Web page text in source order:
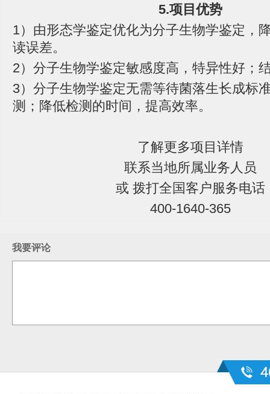
5.项目优势
1）由形态学鉴定优化为分子生物学鉴定，
读误差。
2）分子生物学鉴定敏感度高，特异性好；
3）分子生物学鉴定无需等待菌落生长成标
测；降低检测的时间，提高效率。
了解更多项目详情
联系当地所属业务人员
或 拨打全国客户服务电话
400-1640-365
我要评论